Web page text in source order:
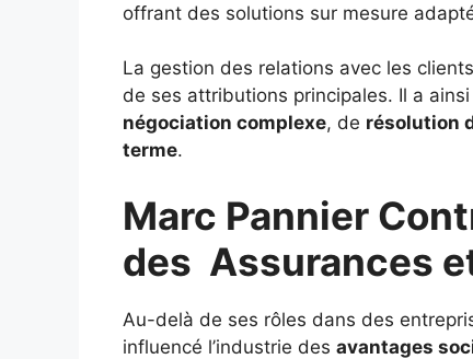
offrant des solutions sur mesure
La gestion des relations avec les
de ses attributions principales. Il a
négociation complexe, de résolution
terme.
Marc Pannier
des Assurances
Au-delà de ses rôles dans des
influencé l’industrie des avantages